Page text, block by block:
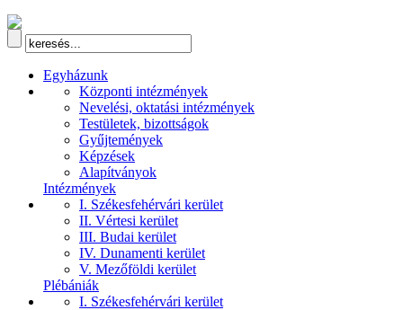
Egyházunk
Központi intézmények
Nevelési, oktatási intézmények
Testületek, bizottságok
Gyűjtemények
Képzések
Alapítványok
Intézmények
I. Székesfehérvári kerület
II. Vértesi kerület
III. Budai kerület
IV. Dunamenti kerület
V. Mezőföldi kerület
Plébániák
I. Székesfehérvári kerület